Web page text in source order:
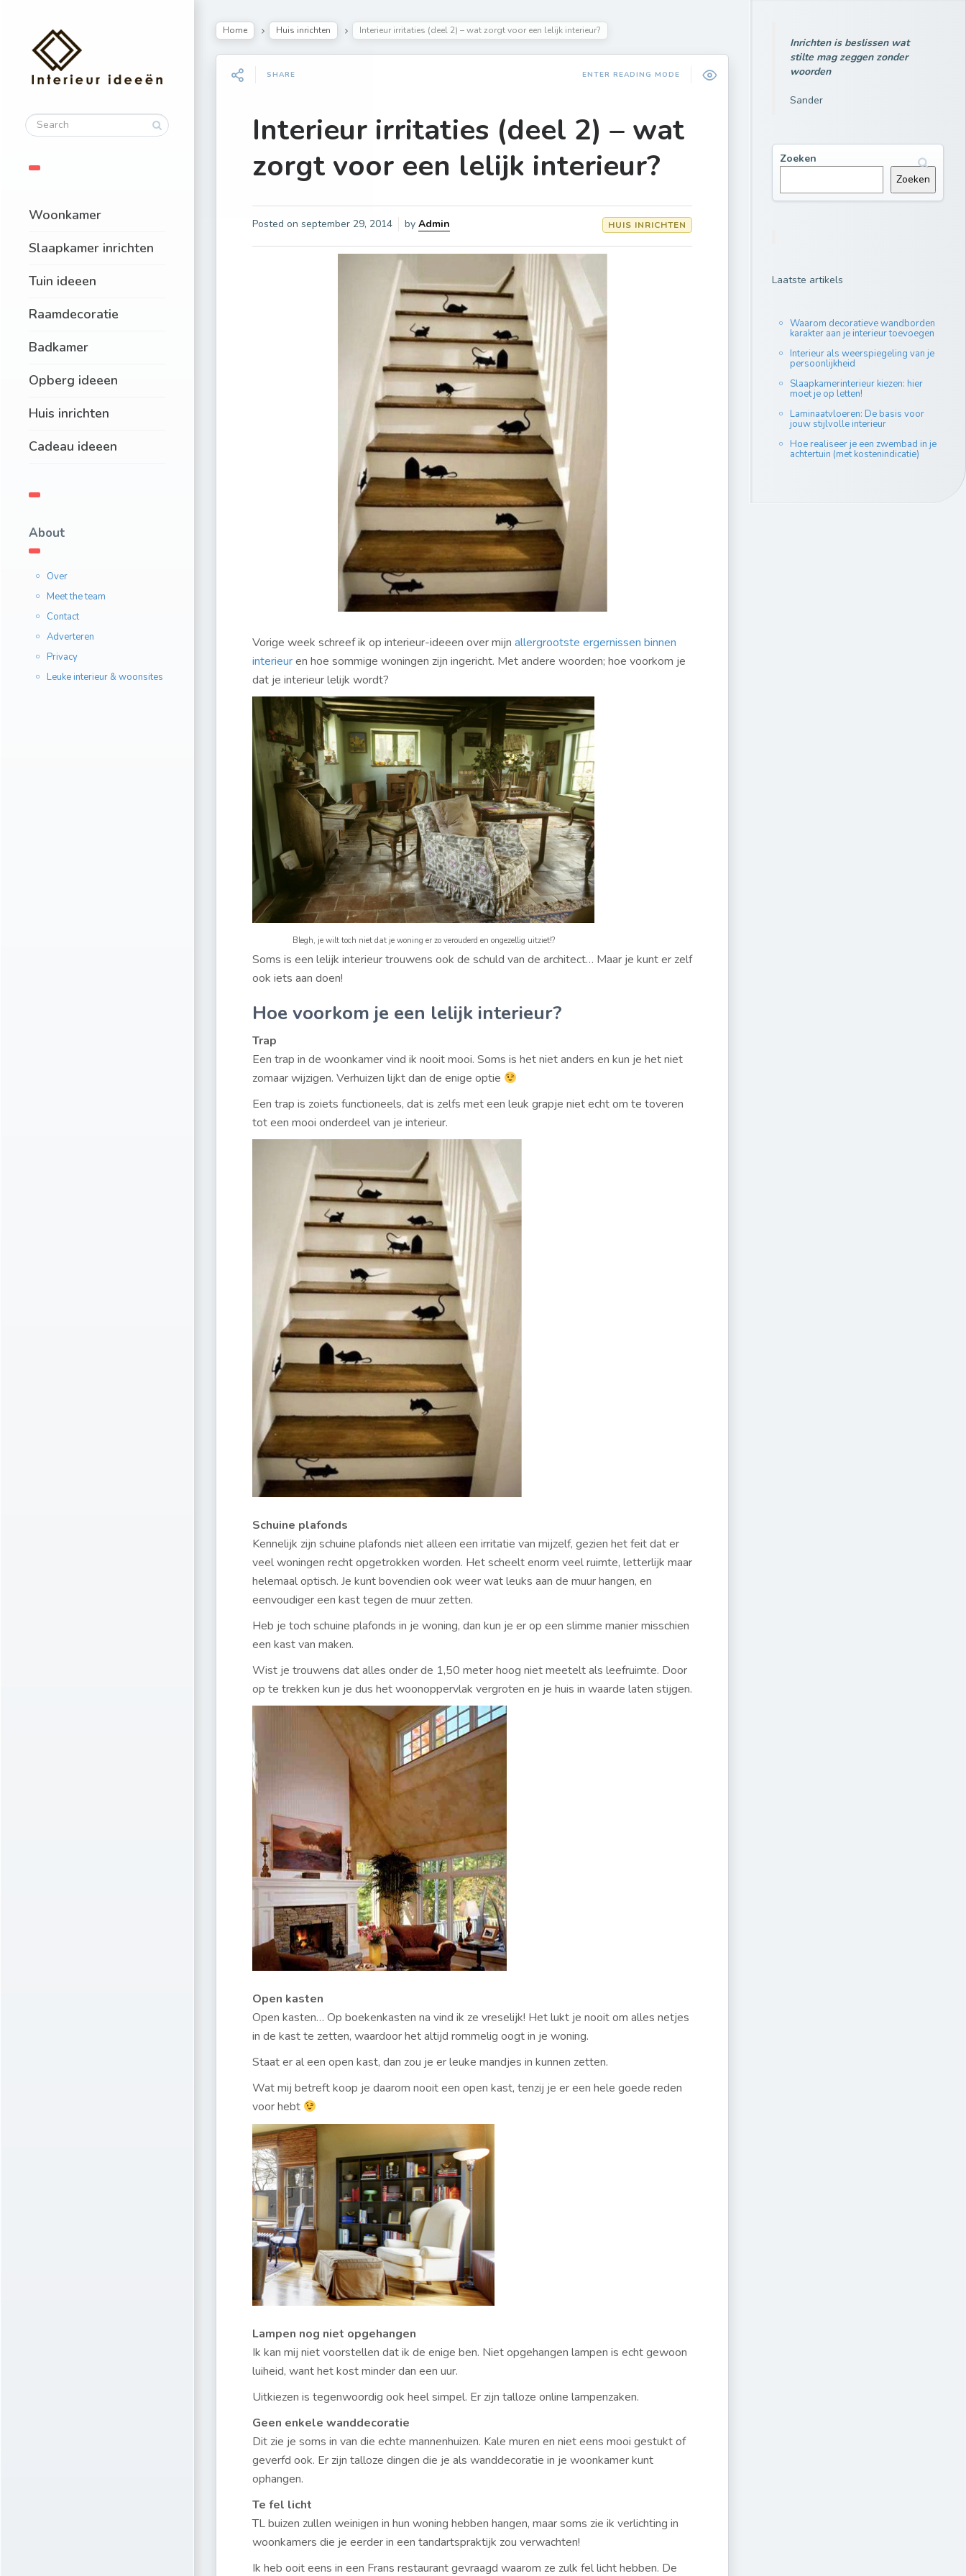
Woonkamer
Slaapkamer inrichten
Tuin ideeen
Raamdecoratie
Badkamer
Opberg ideeen
Huis inrichten
Cadeau ideeen
About
Over
Meet the team
Contact
Adverteren
Privacy
Leuke interieur & woonsites
Home Huis inrichten Interieur irritaties (deel 2) – wat zorgt voor een lelijk interieur?
SHARE ENTER READING MODE
Interieur irritaties (deel 2) – wat
zorgt voor een lelijk interieur?
Posted on september 29, 2014 by Admin HUIS INRICHTEN
Vorige week schreef ik op interieur-ideeen over mijn allergrootste ergernissen binnen
interieuren hoe sommige woningen zijn ingericht. Met andere woorden; hoe voorkom je
dat je interieur lelijk wordt?
Blegh, je wilt toch niet dat je woning er zo verouderd en ongezellig uitziet!?
Soms is een lelijk interieur trouwens ook de schuld van de architect… Maar je kunt er zelf
ook iets aan doen!
Hoe voorkom je een lelijk interieur?
Trap
Een trap in de woonkamer vind ik nooit mooi. Soms is het niet anders en kun je het niet
zomaar wijzigen. Verhuizen lijkt dan de enige optie
Een trap is zoiets functioneels, dat is zelfs met een leuk grapje niet echt om te toveren
tot een mooi onderdeel van je interieur.
Schuine plafonds
Kennelijk zijn schuine plafonds niet alleen een irritatie van mijzelf, gezien het feit dat er
veel woningen recht opgetrokken worden. Het scheelt enorm veel ruimte, letterlijk maar
helemaal optisch. Je kunt bovendien ook weer wat leuks aan de muur hangen, en
eenvoudiger een kast tegen de muur zetten.
Heb je toch schuine plafonds in je woning, dan kun je er op een slimme manier misschien
een kast van maken.
Wist je trouwens dat alles onder de 1,50 meter hoog niet meetelt als leefruimte. Door
op te trekken kun je dus het woonoppervlak vergroten en je huis in waarde laten stijgen.
Open kasten
Open kasten… Op boekenkasten na vind ik ze vreselijk! Het lukt je nooit om alles netjes
in de kast te zetten, waardoor het altijd rommelig oogt in je woning.
Staat er al een open kast, dan zou je er leuke mandjes in kunnen zetten.
Wat mij betreft koop je daarom nooit een open kast, tenzij je er een hele goede reden
voor hebt
Lampen nog niet opgehangen
Ik kan mij niet voorstellen dat ik de enige ben. Niet opgehangen lampen is echt gewoon
luiheid, want het kost minder dan een uur.
Uitkiezen is tegenwoordig ook heel simpel. Er zijn talloze online lampenzaken.
Geen enkele wanddecoratie
Dit zie je soms in van die echte mannenhuizen. Kale muren en niet eens mooi gestukt of
geverfd ook. Er zijn talloze dingen die je als wanddecoratie in je woonkamer kunt
ophangen.
Te fel licht
TL buizen zullen weinigen in hun woning hebben hangen, maar soms zie ik verlichting in
woonkamers die je eerder in een tandartspraktijk zou verwachten!
Ik heb ooit eens in een Frans restaurant gevraagd waarom ze zulk fel licht hebben. De
Inrichten is beslissen wat
stilte mag zeggen zonder
woorden
Sander
Zoeken
Zoeken
Laatste artikels
Waarom decoratieve wandborden
karakter aan je interieur toevoegen
Interieur als weerspiegeling van je
persoonlijkheid
Slaapkamerinterieur kiezen: hier
moet je op letten!
Laminaatvloeren: De basis voor
jouw stijlvolle interieur
Hoe realiseer je een zwembad in je
achtertuin (met kostenindicatie)